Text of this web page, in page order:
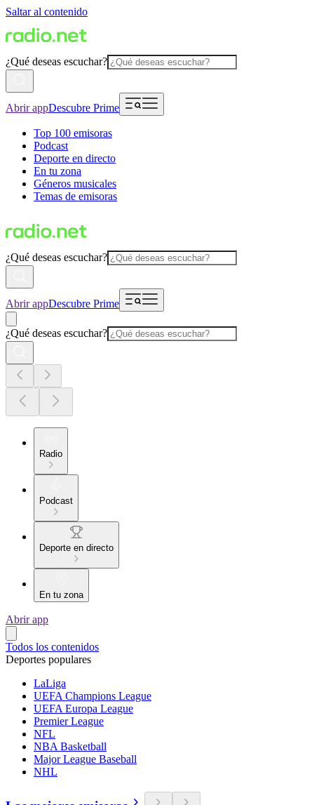
Saltar al contenido
¿Qué deseas escuchar?
Abrir appDescubre Prime
Top 100 emisoras
Podcast
Deporte en directo
En tu zona
Géneros musicales
Temas de emisoras
¿Qué deseas escuchar?
Abrir appDescubre Prime
¿Qué deseas escuchar?
Radio
Podcast
Deporte en directo
En tu zona
Abrir app
Todos los contenidos
Deportes populares
LaLiga
UEFA Champions League
UEFA Europa League
Premier League
NFL
NBA Basketball
Major League Baseball
NHL